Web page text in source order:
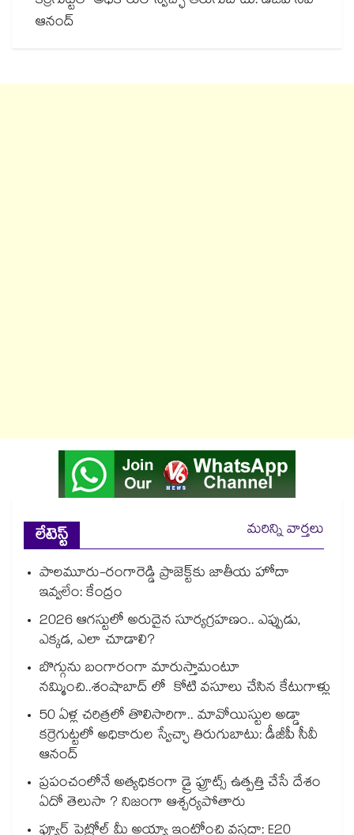
ఆనంద్
లేటెస్ట్
మరిన్ని వార్తలు
పాలమూరు-రంగారెడ్డి ప్రాజెక్ట్‎కు జాతీయ హోదా
ఇవ్వలేం: కేంద్రం
2026 ఆగస్టులో అరుదైన సూర్యగ్రహణం.. ఎప్పుడు,
ఎక్కడ, ఎలా చూడాలి?
బొగ్గును బంగారంగా మారుస్తామంటూ
నమ్మించి..శంషాబాద్ లో కోటి వసూలు చేసిన కేటుగాళ్లు
50 ఏళ్ల చరిత్రలో తొలిసారిగా.. మావోయిస్టుల అడ్డా
కర్రెగుట్టలో అధికారుల స్వేచ్ఛా తిరుగుబాటు: డీజీపీ సీవీ
ఆనంద్
ప్రపంచంలోనే అత్యధికంగా డ్రై ఫ్రూట్స్ ఉత్పత్తి చేసే దేశం
ఏదో తెలుసా ? నిజంగా ఆశ్చర్యపోతారు